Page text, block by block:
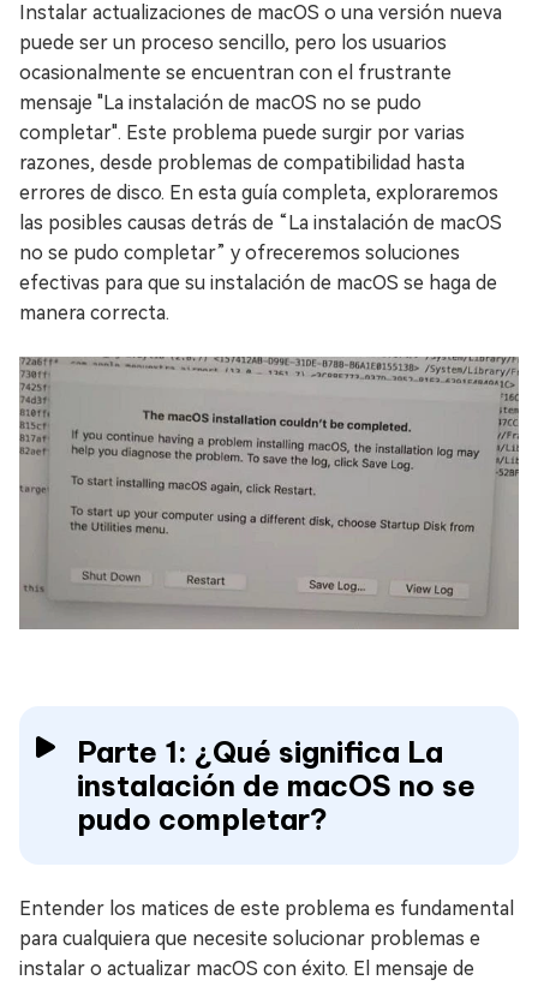
Instalar actualizaciones de macOS o una versión nueva
puede ser un proceso sencillo, pero los usuarios
ocasionalmente se encuentran con el frustrante
mensaje "La instalación de macOS no se pudo
completar". Este problema puede surgir por varias
razones, desde problemas de compatibilidad hasta
errores de disco. En esta guía completa, exploraremos
las posibles causas detrás de “La instalación de macOS
no se pudo completar” y ofreceremos soluciones
efectivas para que su instalación de macOS se haga de
manera correcta.
Parte 1: ¿Qué significa La
instalación de macOS no se
pudo completar?
Entender los matices de este problema es fundamental
para cualquiera que necesite solucionar problemas e
instalar o actualizar macOS con éxito. El mensaje de